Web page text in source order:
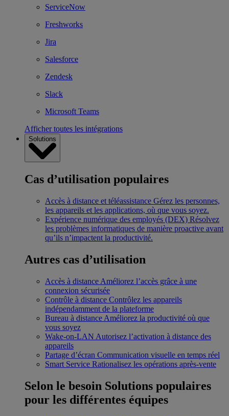
ServiceNow
Freshworks
Jira
Salesforce
Zendesk
Slack
Microsoft Teams
Afficher toutes les intégrations
Solutions
Cas d’utilisation populaires
Accès à distance et téléassistance Gérez les personnes,
les appareils et les applications, où que vous soyez.
Expérience numérique des employés (DEX) Résolvez
les problèmes informatiques de manière proactive avant
qu’ils n’impactent la productivité.
Autres cas d’utilisation
Accès à distance Améliorez l’accès grâce à une
connexion sécurisée
Contrôle à distance Contrôlez les appareils
indépendamment de la plateforme
Bureau à distance Améliorez la productivité où que
vous soyez
Wake-on-LAN Autorisez l’activation à distance des
appareils
Partage d’écran Communication visuelle en temps réel
Smart Service Rationalisez les opérations après-vente
Selon le besoin Solutions populaires
pour les différentes équipes